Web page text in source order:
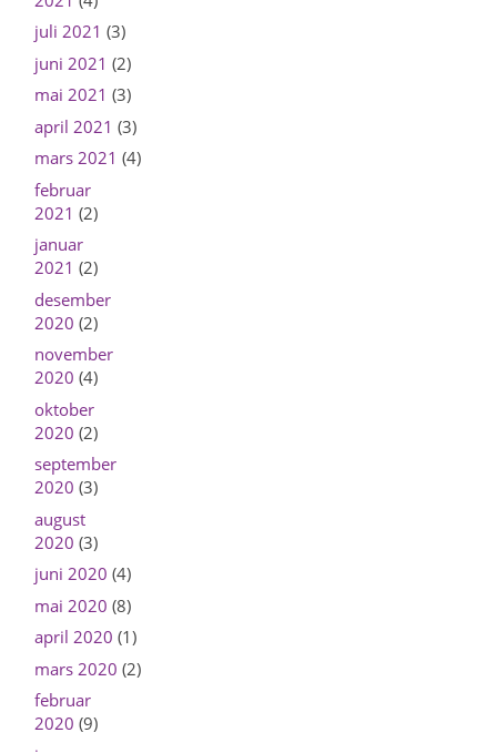
juli 2021 (3)
juni 2021 (2)
mai 2021 (3)
april 2021 (3)
mars 2021 (4)
februar
2021 (2)
januar
2021 (2)
desember
2020 (2)
november
2020 (4)
oktober
2020 (2)
september
2020 (3)
august
2020 (3)
juni 2020 (4)
mai 2020 (8)
april 2020 (1)
mars 2020 (2)
februar
2020 (9)